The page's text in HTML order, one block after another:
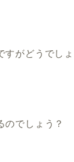
すがどうでし
のでしょう？